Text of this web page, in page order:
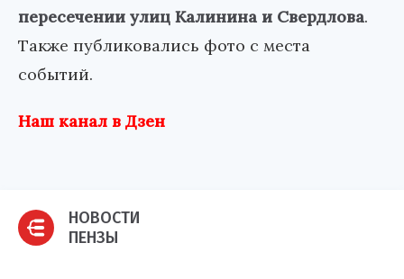
пересечении улиц Калинина и Свердлова.
Также публиковались фото с места
событий.
Наш канал в Дзен
НОВОСТИ
ПЕНЗЫ